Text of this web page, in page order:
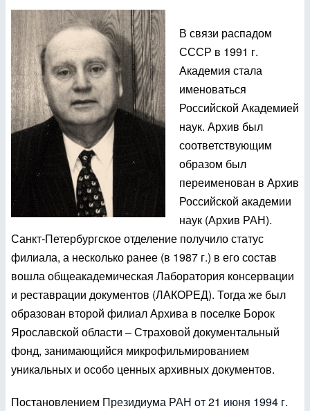
В связи распадом
СССР в 1991 г.
Академия стала
именоваться
Российской Академией
наук. Архив был
соответствующим
образом был
переименован в Архив
Российской академии
наук (Архив РАН).
Санкт-Петербургское отделение получило статус
филиала, а несколько ранее (в 1987 г.) в его состав
вошла общеакадемическая Лаборатория консервации
и реставрации документов (ЛАКОРЕД). Тогда же был
образован второй филиал Архива в поселке Борок
Ярославской области – Страховой документальный
фонд, занимающийся микрофильмированием
уникальных и особо ценных архивных документов.
Постановлением Президиума РАН от 21 июня 1994 г.